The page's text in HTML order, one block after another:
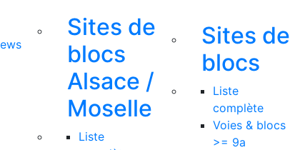
Sites de
blocs
Alsace /
Moselle
Liste
Sites de
blocs
Liste
complète
Voies & blocs
>= 9a